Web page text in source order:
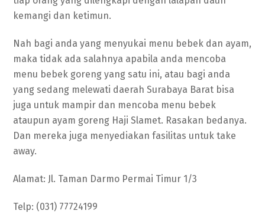
kemangi dan ketimun.
Nah bagi anda yang menyukai menu bebek dan ayam,
maka tidak ada salahnya apabila anda mencoba
menu bebek goreng yang satu ini, atau bagi anda
yang sedang melewati daerah Surabaya Barat bisa
juga untuk mampir dan mencoba menu bebek
ataupun ayam goreng Haji Slamet. Rasakan bedanya.
Dan mereka juga menyediakan fasilitas untuk take
away.
Alamat: Jl. Taman Darmo Permai Timur 1/3
Telp: (031) 77724199